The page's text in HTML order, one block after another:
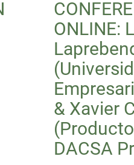
ONLINE:
& Xavier
DACSA